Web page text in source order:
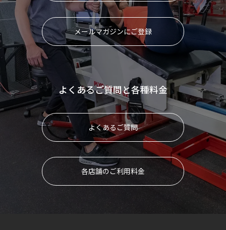
メールマガジンにご登録
よくあるご質問と各種料金
よくあるご質問
各店舗のご利用料金